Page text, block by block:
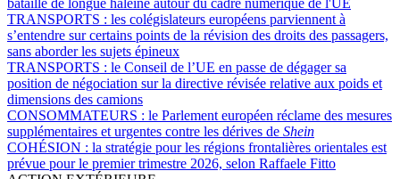
TRANSPORTS : les colégislateurs européens parviennent à
s’entendre sur certains points de la révision des droits des passagers,
sans aborder les sujets épineux
TRANSPORTS : le Conseil de l’UE en passe de dégager sa
position de négociation sur la directive révisée relative aux poids et
dimensions des camions
CONSOMMATEURS : le Parlement européen réclame des mesures
supplémentaires et urgentes contre les dérives de Shein
COHÉSION : la stratégie pour les régions frontalières orientales est
prévue pour le premier trimestre 2026, selon Raffaele Fitto